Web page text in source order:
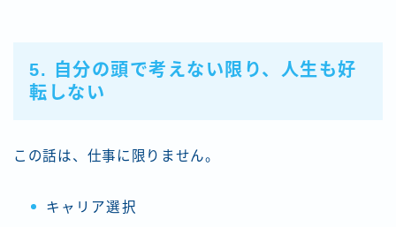
5. 自分の頭で考えない限り、人生も好
転しない
この話は、仕事に限りません。
キャリア選択